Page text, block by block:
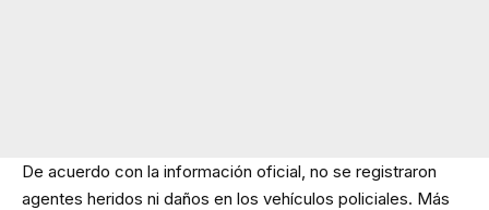
De acuerdo con la información oficial, no se registraron
agentes heridos ni daños en los vehículos policiales. Más